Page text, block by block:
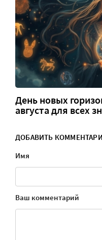
День новых
августа для всех
ДОБАВИТЬ
Имя
Ваш комментарий